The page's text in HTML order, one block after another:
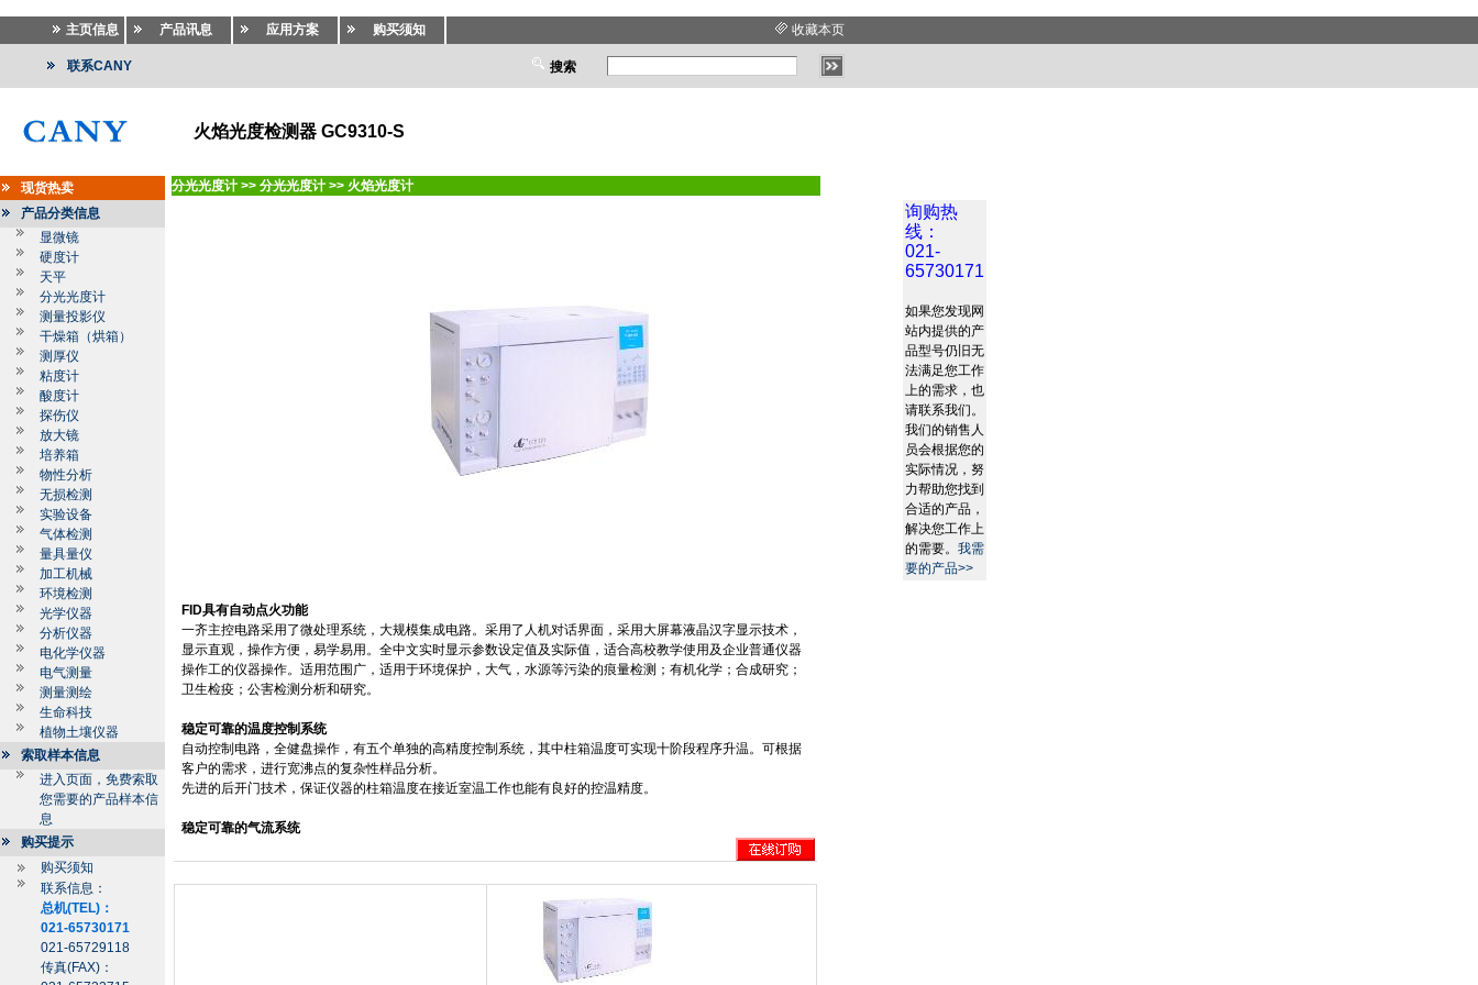
主页信息 产品讯息 应用方案 购买须知 收藏本页
联系CANY 搜索
火焰光度检测器 GC9310-S
现货热卖
产品分类信息
显微镜
硬度计
天平
分光光度计
测量投影仪
干燥箱（烘箱）
测厚仪
粘度计
酸度计
探伤仪
放大镜
培养箱
物性分析
无损检测
实验设备
气体检测
量具量仪
加工机械
环境检测
光学仪器
分析仪器
电化学仪器
电气测量
测量测绘
生命科技
植物土壤仪器
索取样本信息
进入页面，免费索取
您需要的产品样本信
息
购买提示
购买须知
联系信息：
总机(TEL)：
021-65730171
021-65729118
传真(FAX)：
分光光度计 >> 分光光度计 >> 火焰光度计
询购热
线：
021-
65730171
如果您发现网
站内提供的产
品型号仍旧无
法满足您工作
上的需求，也
请联系我们。
我们的销售人
员会根据您的
实际情况，努
力帮助您找到
合适的产品，
解决您工作上
的需要。 我需
要的产品>>
FID具有自动点火功能
一齐主控电路采用了微处理系统，大规模集成电路。采用了人机对话界面，采用大屏幕液晶汉字显示技术，
显示直观，操作方便，易学易用。全中文实时显示参数设定值及实际值，适合高校教学使用及企业普通仪器
操作工的仪器操作。适用范围广，适用于环境保护，大气，水源等污染的痕量检测；有机化学；合成研究；
卫生检疫；公害检测分析和研究。
稳定可靠的温度控制系统
自动控制电路，全健盘操作，有五个单独的高精度控制系统，其中柱箱温度可实现十阶段程序升温。可根据
客户的需求，进行宽沸点的复杂性样品分析。
先进的后开门技术，保证仪器的柱箱温度在接近室温工作也能有良好的控温精度。
稳定可靠的气流系统